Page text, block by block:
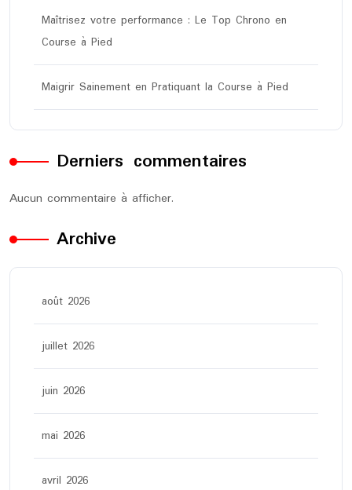
Maîtrisez votre performance : Le Top Chrono en
Course à Pied
Maigrir Sainement en Pratiquant la Course à Pied
Derniers commentaires
Aucun commentaire à afficher.
Archive
août 2026
juillet 2026
juin 2026
mai 2026
avril 2026